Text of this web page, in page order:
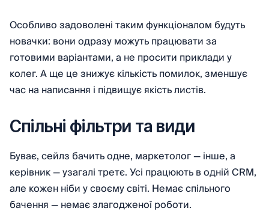
Особливо задоволені таким функціоналом будуть
новачки: вони одразу можуть працювати за
готовими варіантами, а не просити приклади у
колег. А ще це знижує кількість помилок, зменшує
час на написання і підвищує якість листів.
Спільні фільтри та види
Буває, сейлз бачить одне, маркетолог — інше, а
керівник — узагалі третє. Усі працюють в одній CRM,
але кожен ніби у своєму світі. Немає спільного
бачення — немає злагодженої роботи.